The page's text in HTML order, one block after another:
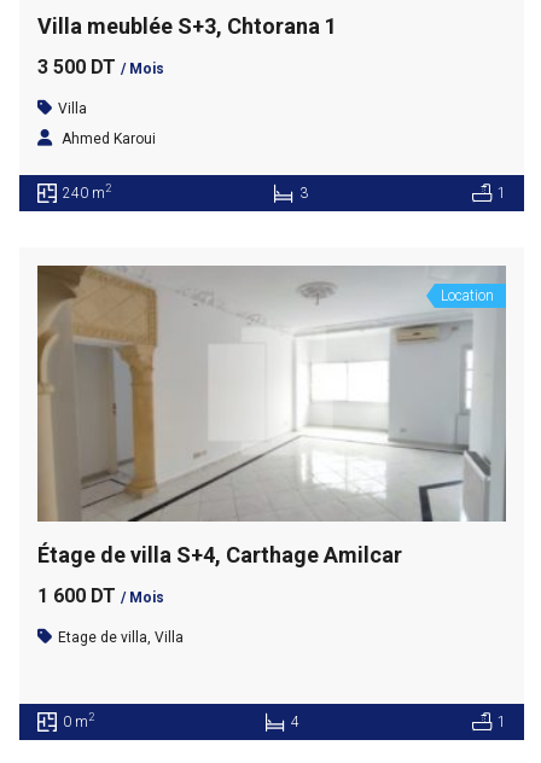
Villa meublée S+3, Chtorana 1
3 500 DT / Mois
Villa
Ahmed Karoui
240 m2 3 1
Location
Étage de villa S+4, Carthage Amilcar
1 600 DT / Mois
Etage de villa Villa
0 m2 4 1